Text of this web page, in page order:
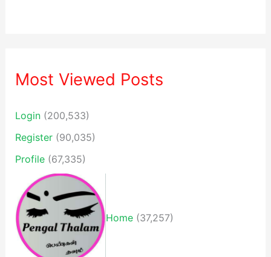
Most Viewed Posts
Login (200,533)
Register (90,035)
Profile (67,335)
Home (37,257)